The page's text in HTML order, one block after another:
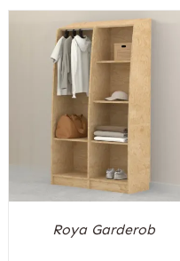
Roya Garderob